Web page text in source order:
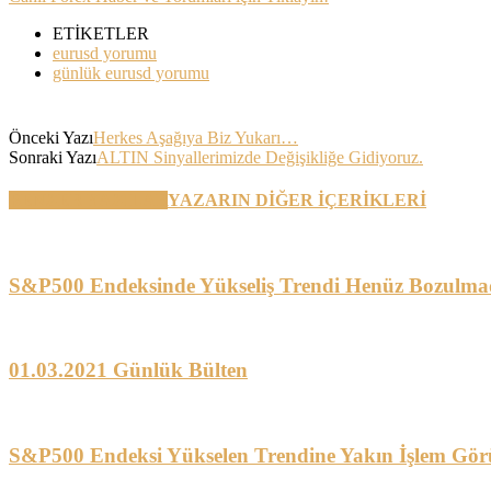
ETİKETLER
eurusd yorumu
günlük eurusd yorumu
Önceki YazıHerkes Aşağıya Biz Yukarı…
Sonraki YazıALTIN Sinyallerimizde Değişikliğe Gidiyoruz.
YAZARIN DİĞER İÇERİKLERİ
S&P500 Endeksinde Yükseliş Trendi Henüz
01.03.2021 Günlük Bülten
S&P500 Endeksi Yükselen Trendine Yakın İşlem